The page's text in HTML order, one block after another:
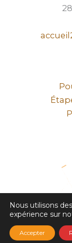
N°
Nous utilisons
expérience sur
Accepter